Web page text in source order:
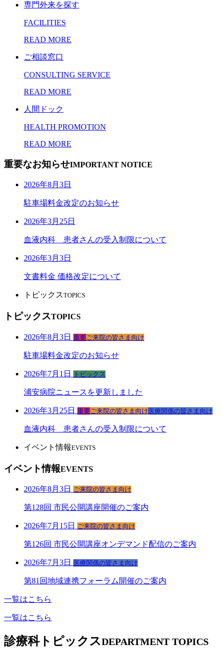
専門外来を探す
FACILITIES
READ MORE
ご相談窓口
CONSULTING SERVICE
READ MORE
人間ドック
HEALTH PROMOTION
READ MORE
重要なお知らせIMPORTANT NOTICE
2026年8月3日
駐車場料金改定のお知らせ
2026年3月25日
血液内科 患者さんの受入制限について
2026年3月3日
文書料金 価格改定について
トピックスTOPICS
トピックスTOPICS
2026年8月3日 重要 ご来院の皆さま向け
駐車場料金改定のお知らせ
2026年7月1日 トピックス
浦安病院ニュースを更新しました
2026年3月25日 重要 ご来院の皆さま向け 医療関係の皆さま向け
血液内科 患者さんの受入制限について
イベント情報EVENTS
イベント情報EVENTS
2026年8月3日 ご来院の皆さま向け
第128回 市民公開講座開催のご案内
2026年7月15日 ご来院の皆さま向け
第126回 市民公開講座オンデマンド配信のご案内
2026年7月3日 医療関係の皆さま向け
第81回地域連携フォーラム開催のご案内
一覧はこちら
一覧はこちら
診療科トピックスDEPARTMENT TOPICS